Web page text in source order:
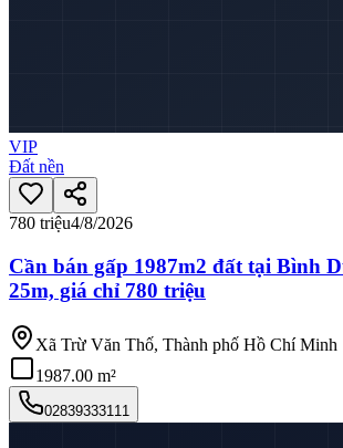
VIP
Đất nền
780 triệu4/8/2026
Cần bán gấp 1987m2 đất tại Bình
25m, giá chỉ 780 triệu
Xã Trừ Văn Thố, Thành phố Hồ Chí Minh
1987.00 m²
02839333111